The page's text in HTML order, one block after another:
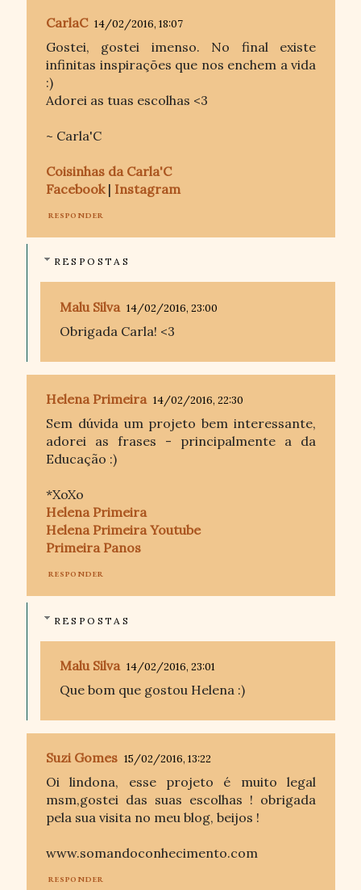
CarlaC 14/02/2016, 18:07
Gostei, gostei imenso. No final existe
infinitas inspirações que nos enchem a vida
:)
Adorei as tuas escolhas <3
~ Carla'C
Coisinhas da Carla'C
Facebook| Instagram
RESPONDER
RESPOSTAS
Malu Silva 14/02/2016, 23:00
Obrigada Carla! <3
Helena Primeira 14/02/2016, 22:30
Sem dúvida um projeto bem interessante,
adorei as frases - principalmente a da
Educação :)
*XoXo
Helena Primeira
Helena Primeira Youtube
Primeira Panos
RESPONDER
RESPOSTAS
Malu Silva 14/02/2016, 23:01
Que bom que gostou Helena :)
Suzi Gomes 15/02/2016, 13:22
Oi lindona, esse projeto é muito legal
msm,gostei das suas escolhas ! obrigada
pela sua visita no meu blog, beijos !
www.somandoconhecimento.com
RESPONDER